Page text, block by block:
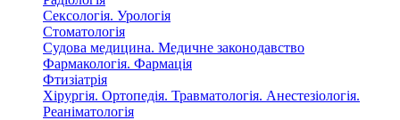
Сексологія. Урологія
Стоматологія
Судова медицина. Медичне законодавство
Фармакологія. Фармація
Фтизіатрія
Хірургія. Ортопедія. Травматологія. Анестезіологія.
Реаніматологія